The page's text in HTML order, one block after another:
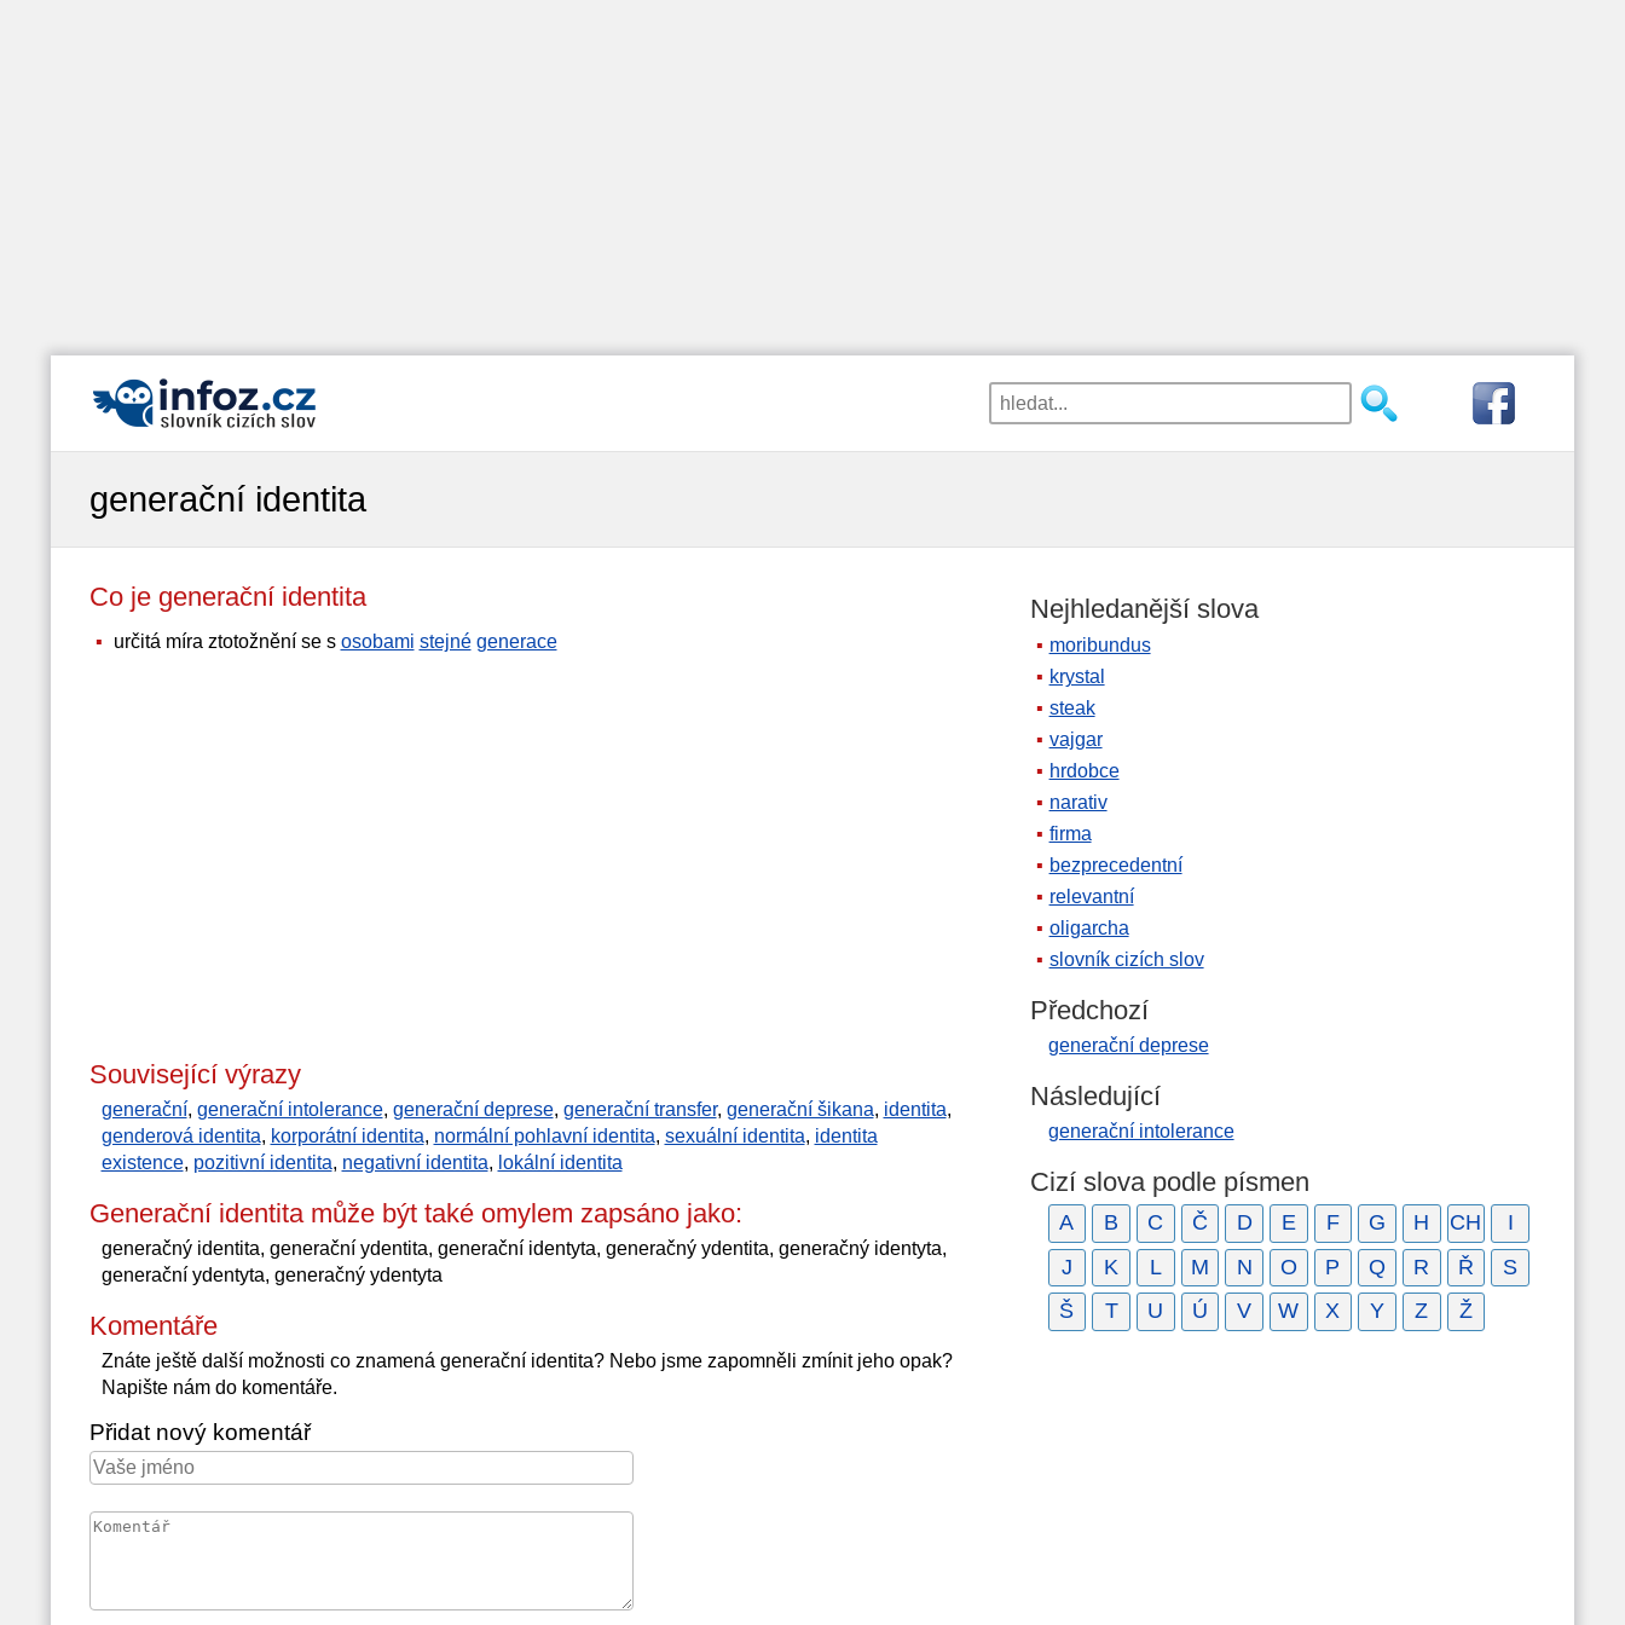
generační identita
Co je generační identita
určitá míra ztotožnění se s osobami stejné generace
Související výrazy
generační, generační intolerance, generační deprese, generační transfer, generační šikana, identita,
genderová identita, korporátní identita, normální pohlavní identita, sexuální identita, identita
existence, pozitivní identita, negativní identita, lokální identita
Generační identita může být také omylem zapsáno jako:
generačný identita, generační ydentita, generační identyta, generačný ydentita, generačný identyta,
generační ydentyta, generačný ydentyta
Komentáře
Znáte ještě další možnosti co znamená generační identita? Nebo jsme zapomněli zmínit jeho opak?
Napište nám do komentáře.
Přidat nový komentář
Nejhledanější slova
moribundus
krystal
steak
vajgar
hrdobce
narativ
firma
bezprecedentní
relevantní
oligarcha
slovník cizích slov
Předchozí
generační deprese
Následující
generační intolerance
Cizí slova podle písmen
A B C Č D E F G H CH
I
J
K L M N O P Q R Ř
S
Š
T U Ú V W X Y Z Ž